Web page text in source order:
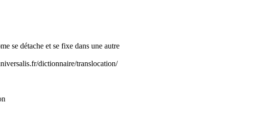
se détache et se fixe dans une autre
dictionnaire/translocation/